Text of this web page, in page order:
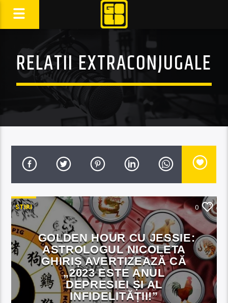
RELATII EXTRACONJUGALE
STIRI 0
GOLDEN HOUR CU JESSIE:
ASTROLOGUL NICOLETA
GHIRIȘ AVERTIZEAZĂ CĂ
„2023 ESTE ANUL
DEPRESIEI ȘI AL
INFIDELITĂȚII!”